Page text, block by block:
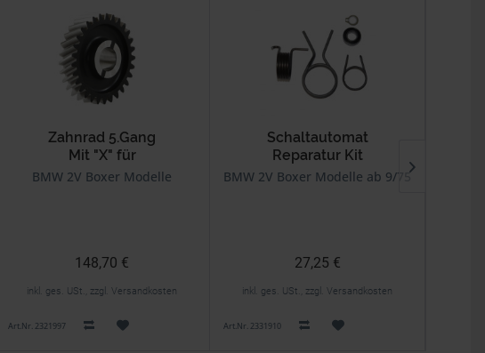
Zahnrad 5.Gang
Mit "X" für
Zwischenwelle
BMW 2V Boxer Modelle
148,70 €
inkl. ges. USt., zzgl. Versandkosten
Art.Nr. 2321997
Schaltautomat
Reparatur Kit
BMW 2V Boxer Modelle ab 9/75
27,25 €
inkl. ges. USt., zzgl. Versandkosten
Art.Nr. 2331910